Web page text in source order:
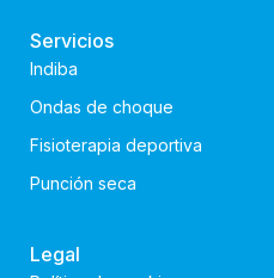
Servicios
Indiba
Ondas de choque
Fisioterapia deportiva
Punción seca
Legal